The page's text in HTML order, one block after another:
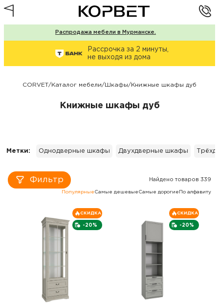
Распродажа мебели в Мурманске.
Рассрочка за 2 минуты,
не выходя из дома
CORVET/Каталог мебели/ Шкафы/Книжные шкафы дуб
Книжные шкафы дуб
Метки: Однодверные шкафы Двухдверные шкафы
Фильтр Найдено товаров 339
Популярные Самые дешевые Самые дорогие По алфавиту
-20%
СКИДКА
-20%
СКИДКА